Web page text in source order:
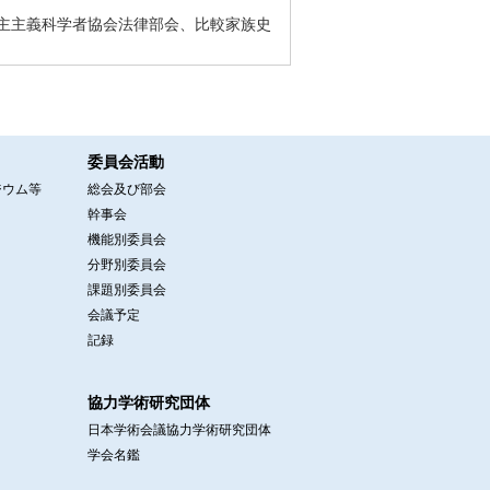
主義科学者協会法律部会、比較家族史
ム等
委員会活動
総会及び部会
幹事会
機能別委員会
分野別委員会
課題別委員会
会議予定
記録
協力学術研究団体
日本学術会議協力学術研究団体
学会名鑑